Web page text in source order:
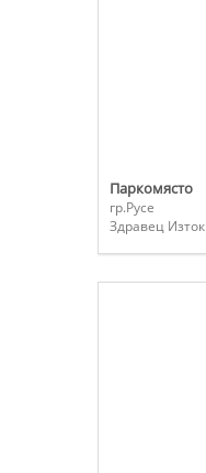
Паркомясто
гр.Русе
Здравец Изток